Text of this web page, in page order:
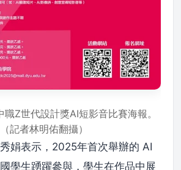
Z世代設計獎AI短影音比賽海報。
（記者林明佑翻攝）
娟表示，2025年首次舉辦的 AI
學生踴躍參與，學生在作品中展